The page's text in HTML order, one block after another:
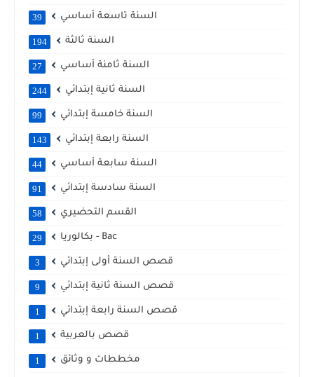
السنة تاسعة أساسي 39
السنة ثالثة 194
السنة ثامنة أساسي 27
السنة ثانية إبتدائي 244
السنة خامسة إبتدائي 99
السنة رابعة إبتدائي 143
السنة سابعة أساسي 44
السنة سادسة إبتدائي 91
القسم التحضيري 58
بكالوريا - Bac 29
قصص السنة أولى إبتدائي 3
قصص السنة ثانية إبتدائي 9
قصص السنة رابعة إبتدائي 1
قصص بالعربية 1
مخططات و وثائق 1